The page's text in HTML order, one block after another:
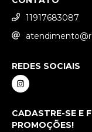
11917683087
REDES SOCIAIS
CADASTRE-SE E
PROMOÇÕES!